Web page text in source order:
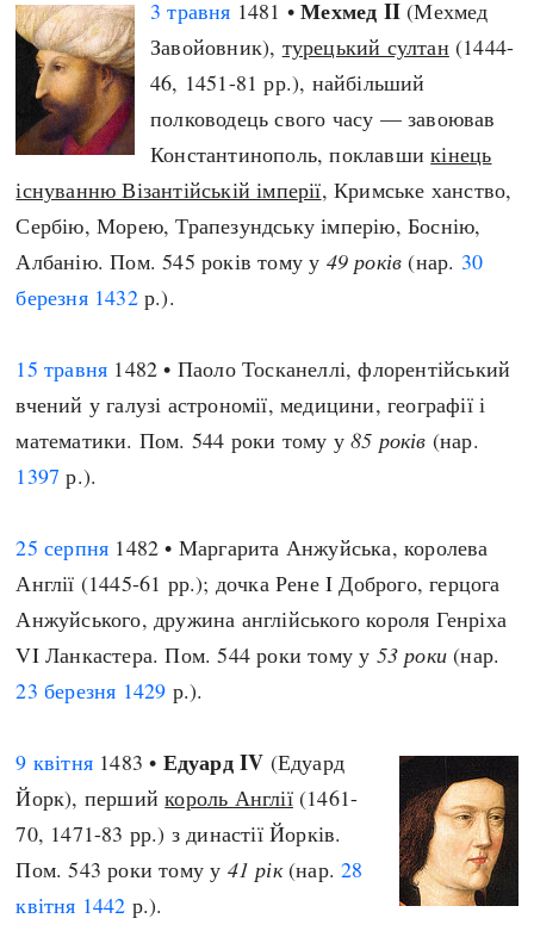
3 травня 1481 •Мехмед II (Мехмед
Завойовник), турецький султан (1444-
46, 1451-81 рр.), найбільший
полководець свого часу — завоював
Константинополь, поклавшикінець
існуванню Візантійській імперії, Кримське ханство,
Сербію, Морею, Трапезундську імперію, Боснію,
Албанію. Пом. 545 років тому у 49 років (нар. 30
березня 1432р.).
15 травня 1482 • Паоло Тосканеллі, флорентійський
вчений у галузі астрономії, медицини, географії і
математики. Пом. 544 роки тому у85 років (нар.
1397 р.).
25 серпня 1482 • Маргарита Анжуйська, королева
Англії (1445-61 рр.); дочка Рене I Доброго, герцога
Анжуйського, дружина англійського короля Генріха
VI Ланкастера. Пом. 544 роки тому у 53 роки (нар.
23 березня 1429 р.).
9 квітня 1483 • Едуард IV (Едуард
Йорк), першийкороль Англії(1461-
70, 1471-83 рр.) з династії Йорків.
Пом. 543 роки тому у 41 рік(нар.28
квітня 1442 р.).